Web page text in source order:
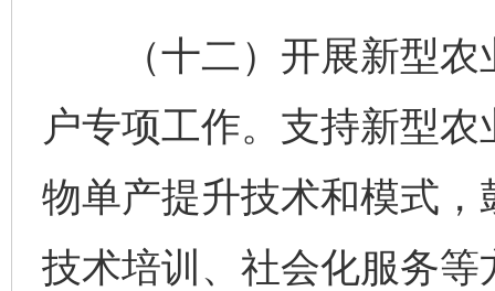
（十二）开展新型农
户专项工作。支持新型
物单产提升技术和模式
技术培训、社会化服务